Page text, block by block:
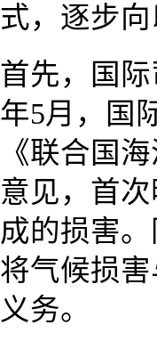
式，逐步
首先，国
年5月，国
《联合国
意见，首
成的损害
将气候损
义务。